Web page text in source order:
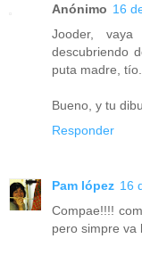
Anónimo 16
Jooder,
descubriendo
puta madre,
Bueno, y tu
Responder
Pam lópez 16
Compae!!!!
pero simpre va